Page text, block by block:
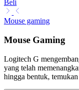
Beli
Mouse gaming
Mouse Gaming
Logitech G
yang telah
hingga bentuk,